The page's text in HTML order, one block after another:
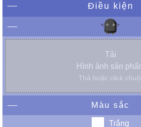
Điều kiện
Tải
Hình ảnh sản
Thả hoặc click
Màu sắc
Trắng